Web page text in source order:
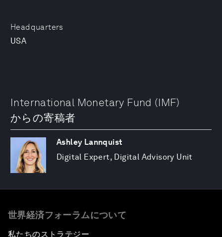
Headquarters
USA
International Monetary Fund (IMF)
からの寄稿者
Ashley Lannquist
Digital Expert, Digital Advisory Unit
世界経済フォーラムについて
私たちのストラテジー